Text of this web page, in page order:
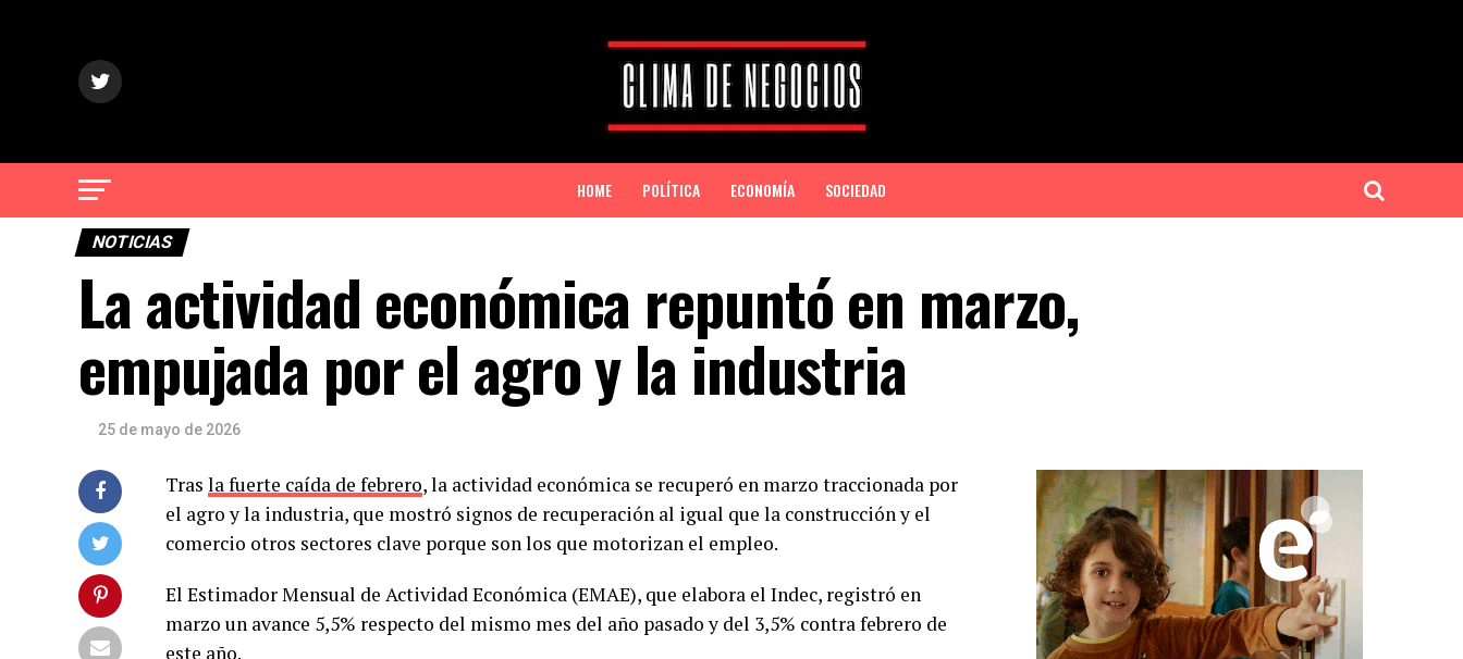
HOME POLÍTICA ECONOMÍA SOCIEDAD
NOTICIAS
La actividad económica repuntó en marzo,
empujada por el agro y la industria
25 de mayo de 2026
Tras la fuerte caída de febrero, la actividad económica se recuperó en marzo traccionada por
el agro y la industria, que mostró signos de recuperación al igual que la construcción y el
comercio otros sectores clave porque son los que motorizan el empleo.
El Estimador Mensual de Actividad Económica (EMAE), que elabora el Indec, registró en
marzo un avance 5,5% respecto del mismo mes del año pasado y del 3,5% contra febrero de
este año.